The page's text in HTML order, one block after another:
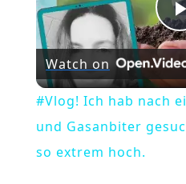
Watch on
#Vlog! Ich hab nach
und Gasanbiter
so extrem hoch.